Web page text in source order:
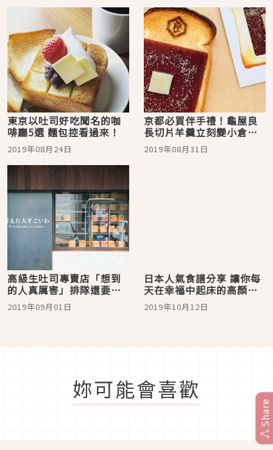
東京以吐司好吃聞名的咖
啡廳5選 麵包控看過來！
2019年08月24日
京都必買伴手禮！龜屋良
長切片羊羹立刻變小倉紅
豆吐司
2019年08月31日
高級生吐司專賣店「想到
的人真厲害」排隊還要拚
人品才吃的到
2019年09月01日
日本人氣食譜分享 讓你每
天在幸福中起床的高顏值
吐司！
2019年10月12日
妳可能會喜歡
Share